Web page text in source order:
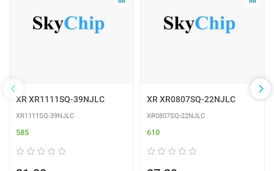
XR XR1111SQ-39NJLC
XR1111SQ-39NJLC
585
XR XR0807SQ-22NJLC
XR0807SQ-22NJLC
610